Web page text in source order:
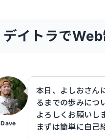
デイトラで
Dave
本日、よしおさん
るまでの歩みにつ
よろしくお願いし
まずは簡単に自己